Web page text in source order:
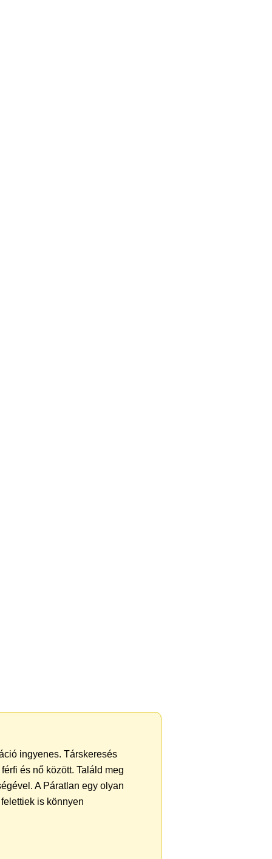
ingyenes. Társkeresés
és nő között. Találd meg
A Páratlan egy olyan
is könnyen